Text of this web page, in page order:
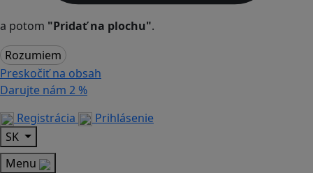
a potom "Pridať na plochu".
Rozumiem
Preskočiť na obsah
Darujte nám 2 %
Registrácia
Prihlásenie
SK
Menu